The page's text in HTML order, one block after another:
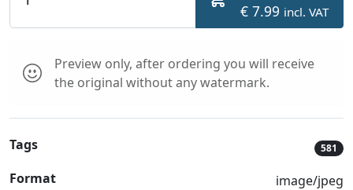
€ 7.99 incl. VAT
Preview only, after ordering you will receive
the original without any watermark.
Tags 581
Format
image/jpeg